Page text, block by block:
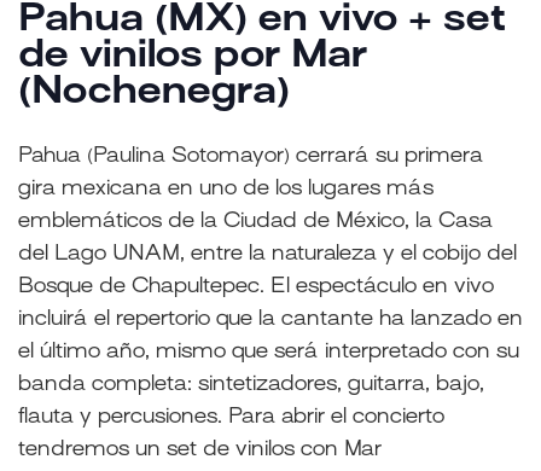
Pahua (MX) en vivo + set
de vinilos por Mar
(Nochenegra)
Pahua (Paulina Sotomayor) cerrará su primera
gira mexicana en uno de los lugares más
emblemáticos de la Ciudad de México, la Casa
del Lago UNAM, entre la naturaleza y el cobijo del
Bosque de Chapultepec. El espectáculo en vivo
incluirá el repertorio que la cantante ha lanzado en
el último año, mismo que será interpretado con su
banda completa: sintetizadores, guitarra, bajo,
flauta y percusiones. Para abrir el concierto
tendremos un set de vinilos con Mar